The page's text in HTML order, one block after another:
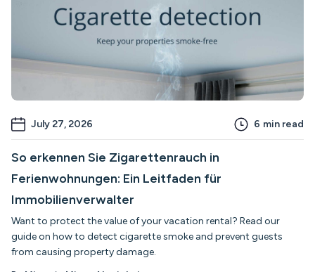
July 27, 2026 6 min read
So erkennen Sie Zigarettenrauch in
Ferienwohnungen: Ein Leitfaden für
Immobilienverwalter
Want to protect the value of your vacation rental? Read our
guide on how to detect cigarette smoke and prevent guests
from causing property damage.